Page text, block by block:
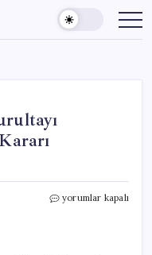
CHP’nin
yorumlar kapalı